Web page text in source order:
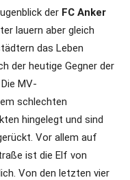
der FC Anker
lauern aber gleich
das Leben
der heutige Gegner der
MV-
schlechten
hingelegt und sind
Vor allem auf
ist die Elf von
Von den letzten vier